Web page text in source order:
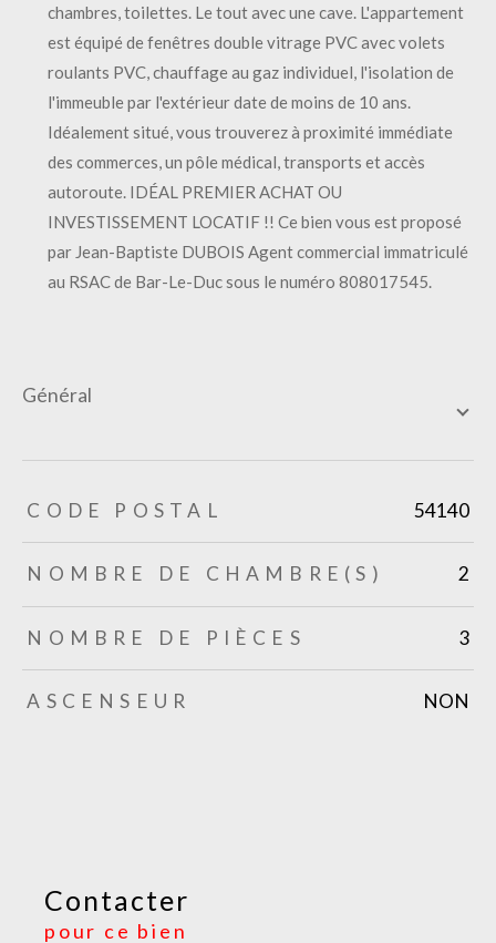
chambres, toilettes. Le tout avec une cave. L'appartement
est équipé de fenêtres double vitrage PVC avec volets
roulants PVC, chauffage au gaz individuel, l'isolation de
l'immeuble par l'extérieur date de moins de 10 ans.
Idéalement situé, vous trouverez à proximité immédiate
des commerces, un pôle médical, transports et accès
autoroute. IDÉAL PREMIER ACHAT OU
INVESTISSEMENT LOCATIF !! Ce bien vous est proposé
par Jean-Baptiste DUBOIS Agent commercial immatriculé
au RSAC de Bar-Le-Duc sous le numéro 808017545.
général
TRAD_ZEPHYR_Caracteristique TRAD_ZEPHYR_Valeurs
CODE POSTAL 54140
NOMBRE DE CHAMBRE(S) 2
NOMBRE DE PIÈCES 3
ASCENSEUR NON
Contacter
pour ce bien